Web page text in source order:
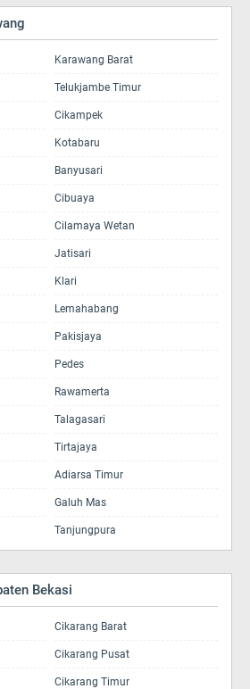
Karawang Barat
Telukjambe Timur
Cikampek
Kotabaru
Banyusari
Cibuaya
Cilamaya Wetan
Jatisari
Klari
Lemahabang
Pakisjaya
Pedes
Rawamerta
Talagasari
Tirtajaya
Adiarsa Timur
Galuh Mas
Tanjungpura
Bekasi
Cikarang Barat
Cikarang Pusat
Cikarang Timur